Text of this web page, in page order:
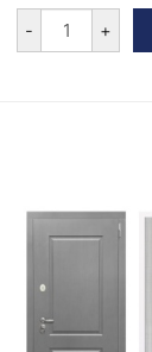
- +